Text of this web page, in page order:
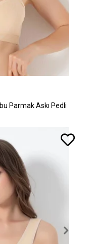
Parmak Askı Pedli